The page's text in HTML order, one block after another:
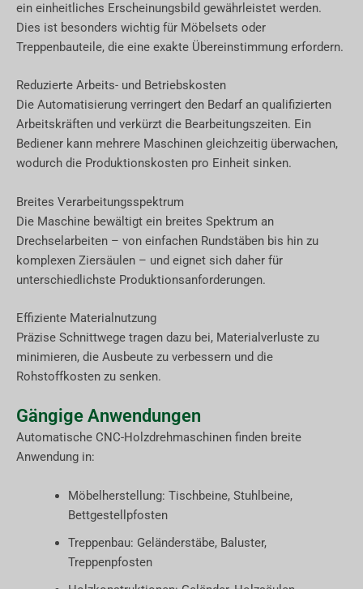
ein einheitliches Erscheinungsbild gewährleistet werden.
Dies ist besonders wichtig für Möbelsets oder
Treppenbauteile, die eine exakte Übereinstimmung erfordern.
Reduzierte Arbeits- und Betriebskosten
Die Automatisierung verringert den Bedarf an qualifizierten
Arbeitskräften und verkürzt die Bearbeitungszeiten. Ein
Bediener kann mehrere Maschinen gleichzeitig überwachen,
wodurch die Produktionskosten pro Einheit sinken.
Breites Verarbeitungsspektrum
Die Maschine bewältigt ein breites Spektrum an
Drechselarbeiten – von einfachen Rundstäben bis hin zu
komplexen Ziersäulen – und eignet sich daher für
unterschiedlichste Produktionsanforderungen.
Effiziente Materialnutzung
Präzise Schnittwege tragen dazu bei, Materialverluste zu
minimieren, die Ausbeute zu verbessern und die
Rohstoffkosten zu senken.
Gängige Anwendungen
Automatische CNC-Holzdrehmaschinen finden breite
Anwendung in:
Möbelherstellung: Tischbeine, Stuhlbeine,
Bettgestellpfosten
Treppenbau: Geländerstäbe, Baluster,
Treppenpfosten